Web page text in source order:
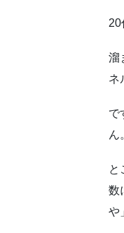
20
溜
ネ
で
ん
と
数
や